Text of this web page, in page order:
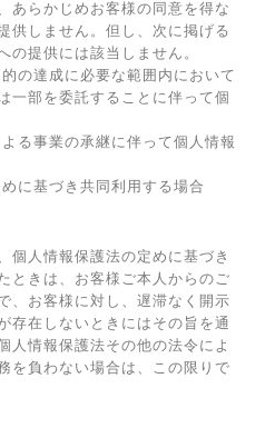
あらかじめお客様の同意を得な
供しません。但し、次に掲げる
の提供には該当しません。
の達成に必要な範囲内において
一部を委託することに伴って個
る事業の承継に伴って個人情報
に基づき共同利用する場合
個人情報保護法の定めに基づき
ときは、お客様ご本人からのご
、お客様に対し、遅滞なく開示
存在しないときにはその旨を通
人情報保護法その他の法令によ
を負わない場合は、この限りで